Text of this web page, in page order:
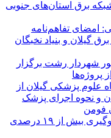
برق استان‌های جنوبی
امضای تفاهم‌نامه
گیلان و بنیاد نخبگان
شهردار رشت برگزار
پروژه‌ها
علوم پزشکی گیلان از
و نحوه اجرای پزشک
فومن
با استفاده از تعمیرات خط گرم جلوگیری بیش از ۱۹ درصدی